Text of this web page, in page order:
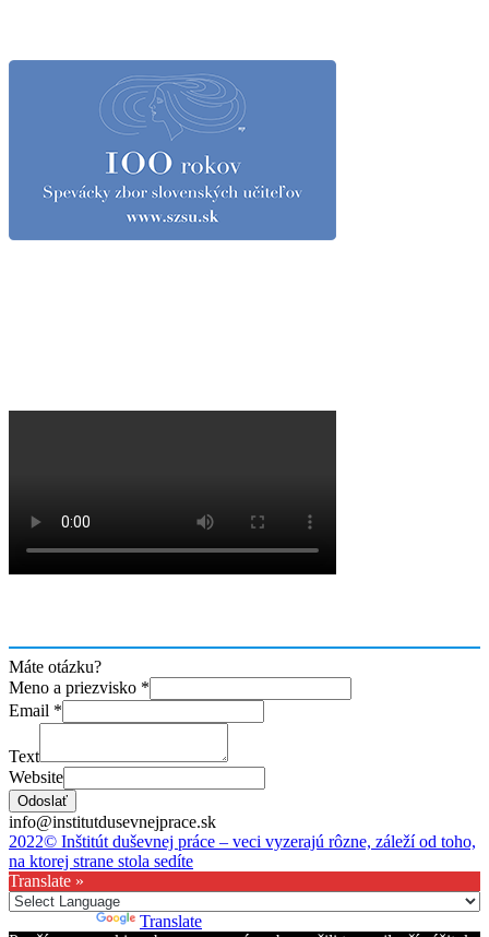
Máte otázku?
Meno a priezvisko *
Email *
Text
Website
Odoslať
info@institutdusevnejprace.sk
2022© Inštitút duševnej práce – veci vyzerajú rôzne, záleží od toho,
na ktorej strane stola sedíte
Translate »
Translate